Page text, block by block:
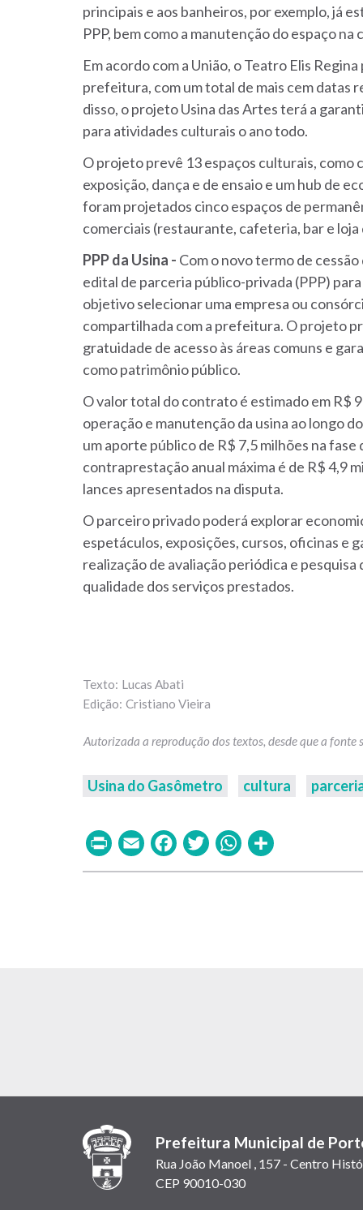
principais e aos banheiros, por exemplo, já
PPP, bem como a manutenção do espaço
Em acordo com a União, o Teatro Elis
prefeitura, com um total de mais cem datas
disso, o projeto Usina das Artes terá a
para atividades culturais o ano todo.
O projeto prevê 13 espaços culturais, como
exposição, dança e de ensaio e um hub de
foram projetados cinco espaços de
comerciais (restaurante, cafeteria, bar e loja
PPP da Usina - Com o novo termo de
edital de parceria público-privada (PPP)
objetivo selecionar uma empresa ou
compartilhada com a prefeitura. O projeto
gratuidade de acesso às áreas comuns e
como patrimônio público.
O valor total do contrato é estimado em R$
operação e manutenção da usina ao longo
um aporte público de R$ 7,5 milhões na
contraprestação anual máxima é de R$ 4,9
lances apresentados na disputa.
O parceiro privado poderá explorar
espetáculos, exposições, cursos, oficinas e
realização de avaliação periódica e
qualidade dos serviços prestados.
Lucas Abati
Cristiano Vieira
Usina do Gasômetro cultura
PrintEmailFacebook
Twitter
Prefeitura Municipal de
Rua João Manoel , 157 - Centro
CEP 90010-030